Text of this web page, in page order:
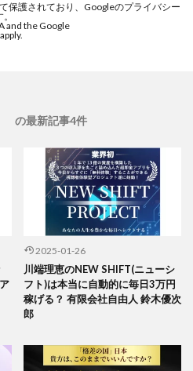
保護されており、Googleのプライバシー
and the Google
の最新記事4件
2025-01-26
川端理恵のNEW SHIFT(ニューシ
フト)は本当に自動的に毎日3万円
稼げる？ 有限会社自由人 鈴木優次
郎